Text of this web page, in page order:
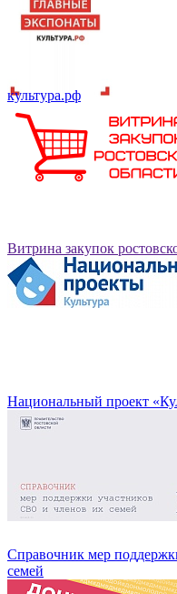
культура.рф
Витрина закупок
Национальный проект
Справочник мер
семей